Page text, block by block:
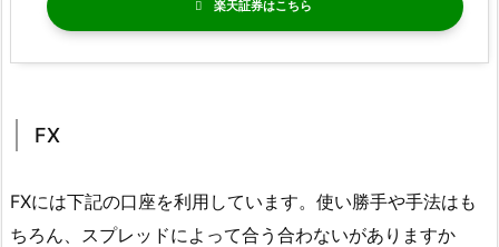
楽天証券
FX
FXには下記の口座を利用しています。使い勝手や手法はも
ちろん、スプレッドによって合う合わないがありますか